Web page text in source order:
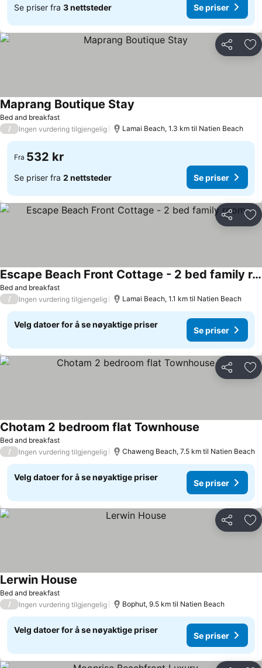
Se priser fra 3 nettsteder Se priser
Del
Bed and breakfast
Maprang Boutique Stay
/ Ingen vurdering tilgjengelig Lamai Beach, 1.3 km til Natien Beach
Fra 532 kr
Se priser fra 2 nettsteder Se priser
Del
Bed and breakfast
Escape Beach Front Cottage - 2 bed family room
/ Ingen vurdering tilgjengelig Lamai Beach, 1.1 km til Natien Beach
Velg datoer for å se nøyaktige priser
Se priser
Del
Bed and breakfast
Chotam 2 bedroom flat Townhouse
/ Ingen vurdering tilgjengelig Chaweng Beach, 7.5 km til Natien Beach
Velg datoer for å se nøyaktige priser
Se priser
Del
Bed and breakfast
Lerwin House
/ Ingen vurdering tilgjengelig Bophut, 9.5 km til Natien Beach
Velg datoer for å se nøyaktige priser
Se priser